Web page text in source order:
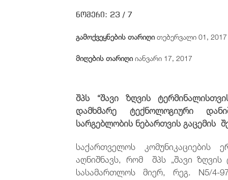
ნომერი: 23 / 7
გამოქვეყნების თარიღითებერვალი 01,
მიღების თარიღიიანვარი 17, 2017
შპს “შავი ზღვის ტერმინალ
დამხმარე ტექნოლოგიური
სარგებლობის ნებართვის გაცემის
საქართველოს კომუნიკაციების
აღნიშნავს, რომ შპს „შავი ზღვის
სასამართლოს მიერ, რეგ. N5/4-